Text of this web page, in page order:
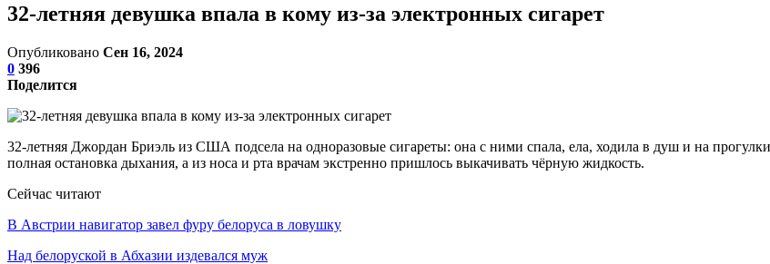
32-летняя девушка впала в кому из-за электронных сигарет
Опубликовано Сен 16, 2024
0 396
Поделится
32-летняя Джордан Бриэль из США подсела на одноразовые сигареты: она с ними спала, ела, ходила в душ и на
полная остановка дыхания, а из носа и рта врачам экстренно пришлось выкачивать чёрную жидкость.
Сейчас читают
В Австрии навигатор завел фуру белоруса в ловушку
Над белоруской в Абхазии издевался муж